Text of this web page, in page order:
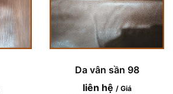
Da vân sần 98
liên hệ / Giá